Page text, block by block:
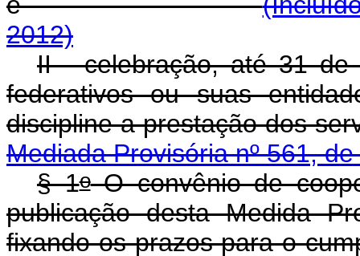
2012)
II - celebração, até 31 de
federativos ou suas
discipline a
Mediada Provisória nº 561,
§ 1oO convênio de
publicação desta Medida
fixando os prazos para o